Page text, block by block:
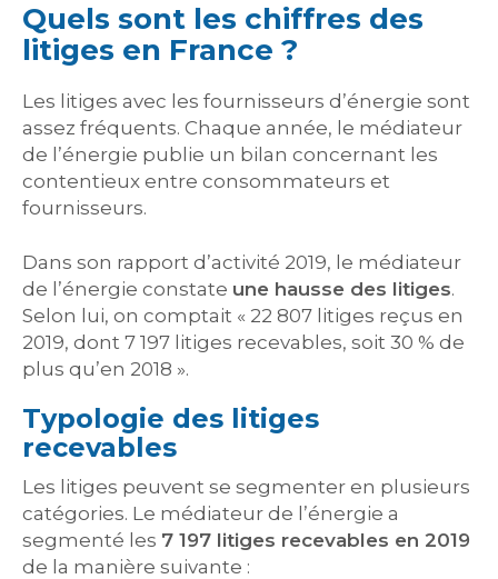
Quels sont les chiffres des
litiges en France ?
Les litiges avec les fournisseurs d’énergie sont
assez fréquents. Chaque année, le médiateur
de l’énergie publie un bilan concernant les
contentieux entre consommateurs et
fournisseurs.
Dans son rapport d’activité 2019, le médiateur
de l’énergie constate une hausse des litiges.
Selon lui, on comptait « 22 807 litiges reçus en
2019, dont 7 197 litiges recevables, soit 30 % de
plus qu’en 2018 ».
Typologie des litiges
recevables
Les litiges peuvent se segmenter en plusieurs
catégories. Le médiateur de l’énergie a
segmenté les 7 197 litiges recevables en 2019
de la manière suivante :